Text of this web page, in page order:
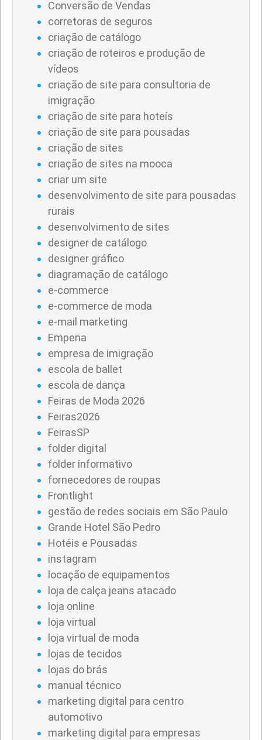
Conversão de Vendas
corretoras de seguros
criação de catálogo
criação de roteiros e produção de
vídeos
criação de site para consultoria de
imigração
criação de site para hoteís
criação de site para pousadas
criação de sites
criação de sites na mooca
criar um site
desenvolvimento de site para pousadas
rurais
desenvolvimento de sites
designer de catálogo
designer gráfico
diagramação de catálogo
e-commerce
e-commerce de moda
e-mail marketing
Empena
empresa de imigração
escola de ballet
escola de dança
Feiras de Moda 2026
Feiras2026
FeirasSP
folder digital
folder informativo
fornecedores de roupas
Frontlight
gestão de redes sociais em São Paulo
Grande Hotel São Pedro
Hotéis e Pousadas
instagram
locação de equipamentos
loja de calça jeans atacado
loja online
loja virtual
loja virtual de moda
lojas de tecidos
lojas do brás
manual técnico
marketing digital para centro
automotivo
marketing digital para empresas